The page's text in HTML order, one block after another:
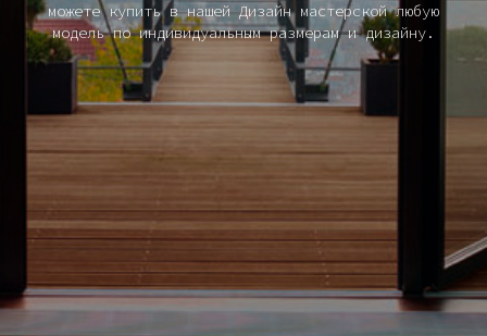
можете купить в нашей Дизайн мастерской любую
модель по индивидуальным размерам и дизайну.